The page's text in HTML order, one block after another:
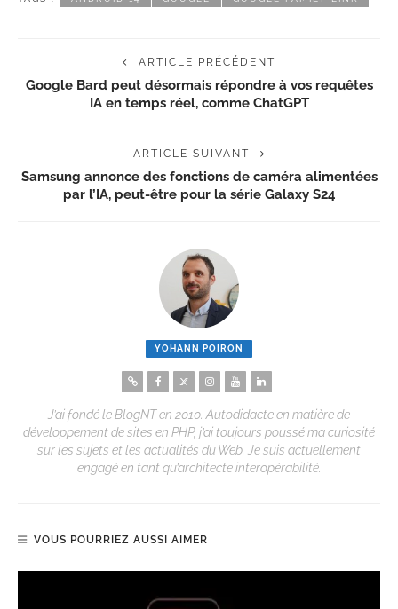
ARTICLE PRÉCÉDENT
Google Bard peut désormais répondre à vos requêtes
IA en temps réel, comme ChatGPT
ARTICLE SUIVANT
Samsung annonce des fonctions de caméra alimentées
par l’IA, peut-être pour la série Galaxy S24
YOHANN POIRON
J’ai fondé le BlogNT en 2010. Autodidacte en matière de
développement de sites en PHP, j’ai toujours poussé ma curiosité
sur les sujets et les actualités du Web. Je suis actuellement
engagé en tant qu’architecte interopérabilité.
VOUS POURRIEZ AUSSI AIMER